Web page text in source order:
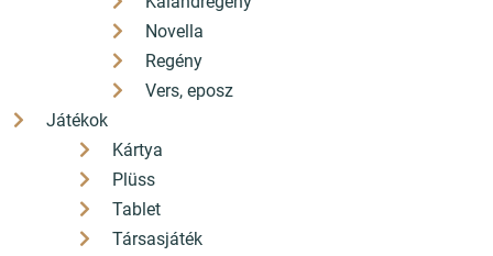
Novella
Regény
Vers, eposz
Játékok
Kártya
Plüss
Tablet
Társasjáték